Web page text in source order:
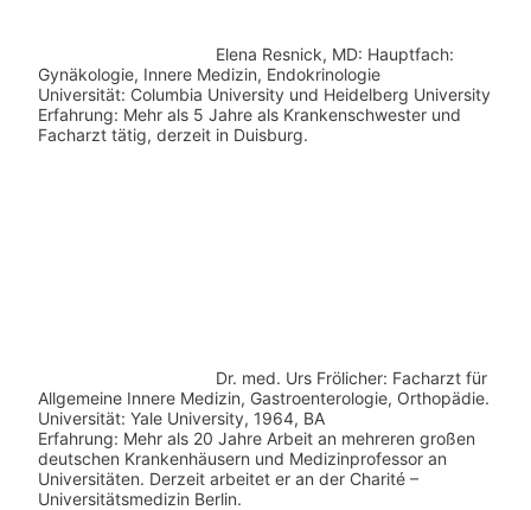
Elena Resnick, MD: Hauptfach:
Gynäkologie, Innere Medizin, Endokrinologie
Universität: Columbia University und Heidelberg University
Erfahrung: Mehr als 5 Jahre als Krankenschwester und
Facharzt tätig, derzeit in Duisburg.
Dr. med. Urs Frölicher: Facharzt für
Allgemeine Innere Medizin, Gastroenterologie, Orthopädie.
Universität: Yale University, 1964, BA
Erfahrung: Mehr als 20 Jahre Arbeit an mehreren großen
deutschen Krankenhäusern und Medizinprofessor an
Universitäten. Derzeit arbeitet er an der Charité –
Universitätsmedizin Berlin.